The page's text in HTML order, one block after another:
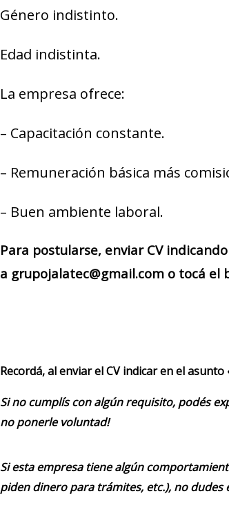
Género indistinto.
Edad indistinta.
La empresa ofrece:
– Capacitación constante.
– Remuneración básica más
– Buen ambiente laboral.
Para postularse, enviar CV
a grupojalatec@gmail.com o tocá el
Recordá, al enviar el CV indicar en el
Si no cumplís con algún requisito, podés
no ponerle voluntad!
Si esta empresa tiene algún
piden dinero para trámites, etc.), no dudes